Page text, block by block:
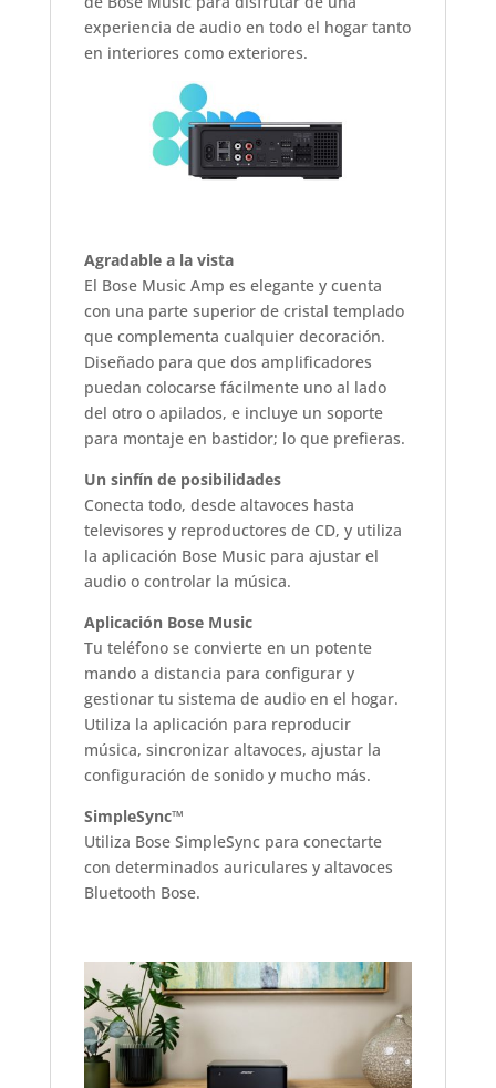
experiencia de audio en todo el hogar tanto
en interiores como exteriores.
Agradable a la vista
El Bose Music Amp es elegante y cuenta
con una parte superior de cristal templado
que complementa cualquier decoración.
Diseñado para que dos amplificadores
puedan colocarse fácilmente uno al lado
del otro o apilados, e incluye un soporte
para montaje en bastidor; lo que prefieras.
Un sinfín de posibilidades
Conecta todo, desde altavoces hasta
televisores y reproductores de CD, y utiliza
la aplicación Bose Music para ajustar el
audio o controlar la música.
Aplicación Bose Music
Tu teléfono se convierte en un potente
mando a distancia para configurar y
gestionar tu sistema de audio en el hogar.
Utiliza la aplicación para reproducir
música, sincronizar altavoces, ajustar la
configuración de sonido y mucho más.
SimpleSync™
Utiliza Bose SimpleSync para conectarte
con determinados auriculares y altavoces
Bluetooth Bose.